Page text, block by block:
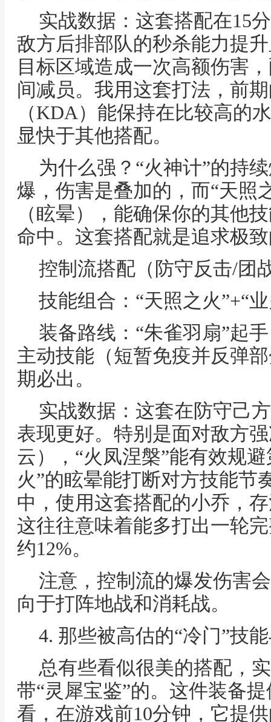
实战数据：这套搭配在15
敌方后排部队的秒杀能力提
目标区域造成一次高额伤害
间减员。我用这套打法，前
（KDA）能保持在比较高的
显快于其他搭配。
为什么强？“火神计”的持
爆，伤害是叠加的，而“天照
（眩晕），能确保你的其他
命中。这套搭配就是追求极
控制流搭配（防守反击/团
技能组合：“天照之火”+“
装备路线：“朱雀羽扇”起
主动技能（短暂免疫并反弹
期必出。
实战数据：这套在防守己
表现更好。特别是面对敌方
云），“火凤涅槃”能有效规
火”的眩晕能打断对方技能节
中，使用这套搭配的小乔，
这往往意味着能多打出一轮
约12%。
注意，控制流的爆发伤害
向于打阵地战和消耗战。
4. 那些被高估的“冷门”技
总有些看似很美的搭配，
带“灵犀宝鉴”的。这件装备
看，在游戏前10分钟，它提